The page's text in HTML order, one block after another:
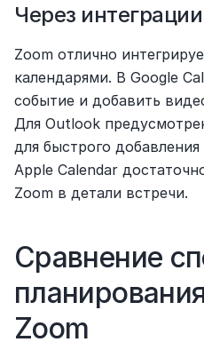
Через
Zoom отлично
календарями. В Google
событие и добавить
Для Outlook
для быстрого
Apple Calendar
Zoom в детали встречи.
Сравнение
Zoom